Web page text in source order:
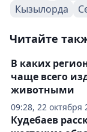
Кызылорда
Читайте
09:28, 22 октября
В каких
чаще всего
животными
Кудебаев